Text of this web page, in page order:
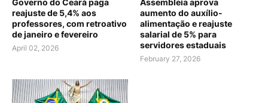
Governo do Ceará paga
reajuste de 5,4% aos
professores, com retroativo
de janeiro e fevereiro
April 02, 2026
Assembleia aprova
aumento do auxílio-
alimentação e reajuste
salarial de 5% para
servidores estaduais
February 27, 2026